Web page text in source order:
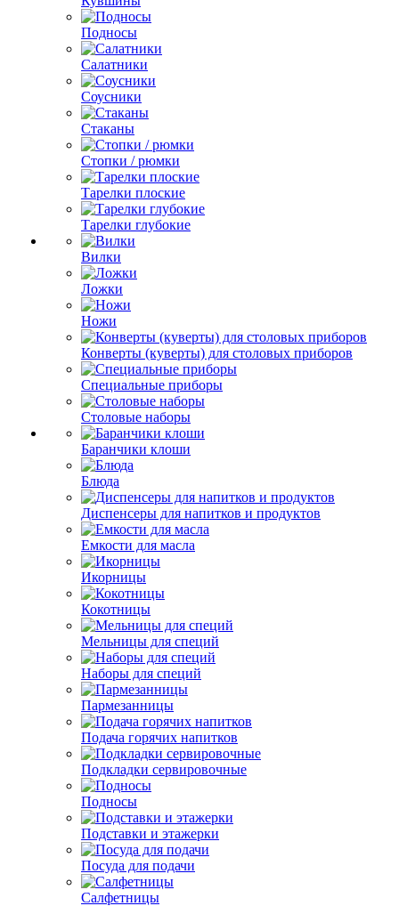
Подносы
Салатники
Соусники
Стаканы
Стопки / рюмки
Тарелки плоские
Тарелки глубокие
Вилки
Ложки
Ножи
Конверты (куверты) для столовых приборов
Специальные приборы
Столовые наборы
Баранчики клоши
Блюда
Диспенсеры для напитков и продуктов
Емкости для масла
Икорницы
Кокотницы
Мельницы для специй
Наборы для специй
Пармезанницы
Подача горячих напитков
Подкладки сервировочные
Подносы
Подставки и этажерки
Посуда для подачи
Салфетницы